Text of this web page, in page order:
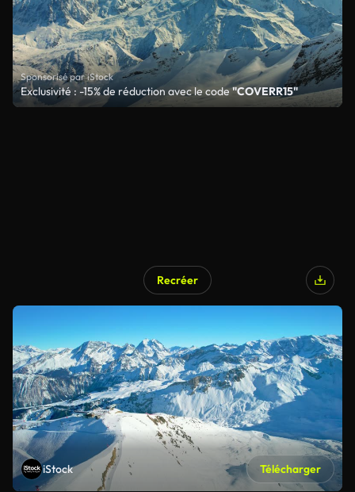
Sponsorisé par iStock
Exclusivité : -15% de réduction avec le code"COVERR15"
Recréer
iStock Télécharger